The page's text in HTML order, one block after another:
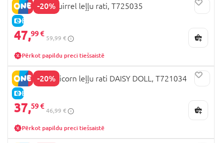
-20%
E-CENA
509 Crew Squirrel leļļu rati, T725035
47,99 €
59,99 €
Pērkot papildu preci tiešsaistē
-20%
E-CENA
509 Crew Unicorn leļļu rati DAISY DOLL, T721034
37,59 €
46,99 €
Pērkot papildu preci tiešsaistē